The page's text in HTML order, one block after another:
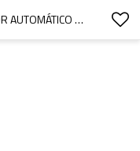
COLUMNA Y BRAZO MANIPULADOR AUTOMÁTICO DE SOLDADURA